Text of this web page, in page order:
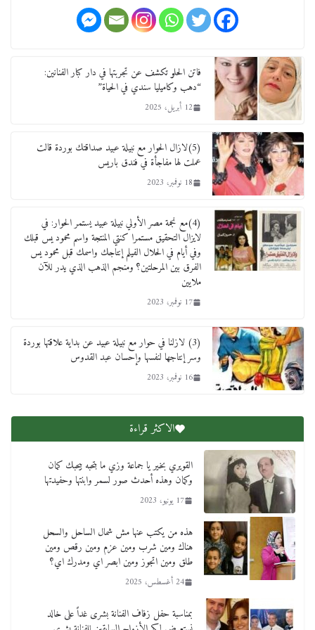
عاجل قيد حركته وهتك عرضه بالقوة”.. جنايات
الطفل ياسين
12 ديسمبر، 2025
لأول فرع لمدارس لها بمصر في فينا بحضور ولي
العهد
فاتن الحلو تكشف عن تجربتها في دار كبار الفنانين:
“دهب وكاميليا سندي في الحياة”
12 أبريل، 2025
(5)لازال الحوار مع نبيلة عبيد صداقتك بوردة قالت
عملت لها مفاجأة في فندق باريس
18 نوفمبر، 2023
(4)مع نجمة مصر الأولي نبيلة عبيد يستمر الحوار: في
لايزال التحقيق مستمرا كنتي المنتجة واسم محمود يس قبلك
وفي أيام في الحلال الفيلم إنتاجك واسمك قبل محمود يس
الفرق بين المرحلتين؟ ومنجم الذهب الذي يدر للآن
ملايين
17 نوفمبر، 2023
(3) لازلنا في حوار مع نبيلة عبيد عن بداية علاقتها بوردة
وسر إنتاجها لنفسها وإحسان عبد القدوس
16 نوفمبر، 2023
الاكثر قراءة
القويري بخير يا جماعة وزي ما بتحبه بيحبك كمان
وكمان وهذه أحدث صور لسمر وابنتها وحفيدتها
17 يونيو، 2023
هذه من يكتب عنها مش شمال الساحل والسحل
هناك ومين شرب ومين عزم ومين رقص ومين
طلق ومين اتجوز ومين ابصر اي ومدرك اي؟
24 أغسطس، 2025
بمناسبة حفل زفاف الفنانة بشرى غداً على خالد